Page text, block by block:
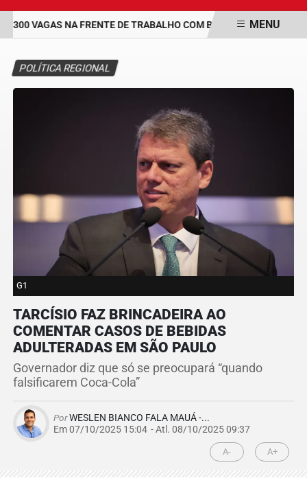
VAGAS NA FRENTE DE TRABALHO COM BOLSA DE UM SALÁRIO-
MENU
POLÍTICA REGIONAL
G1
TARCÍSIO FAZ BRINCADEIRA AO
COMENTAR CASOS DE BEBIDAS
ADULTERADAS EM SÃO PAULO
Governador diz que só se preocupará “quando
falsificarem Coca-Cola”
PorWESLEN BIANCO FALA MAUÁ -...
Em 07/10/2025 15:04 - Atl. 08/10/2025 09:37
A- A+